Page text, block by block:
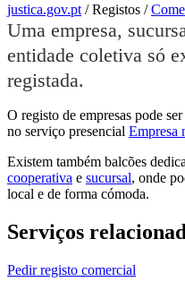
justica.gov.pt /Registos /
Uma empresa,
entidade coletiva só
registada.
O registo de empresas pode
no serviço presencial Empresa
Existem também balcões
cooperativa e sucursal, onde
local e de forma cómoda.
Serviços
Pedir registo comercial